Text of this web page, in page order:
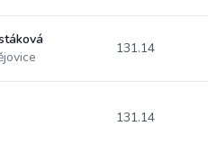
131.14
131.14